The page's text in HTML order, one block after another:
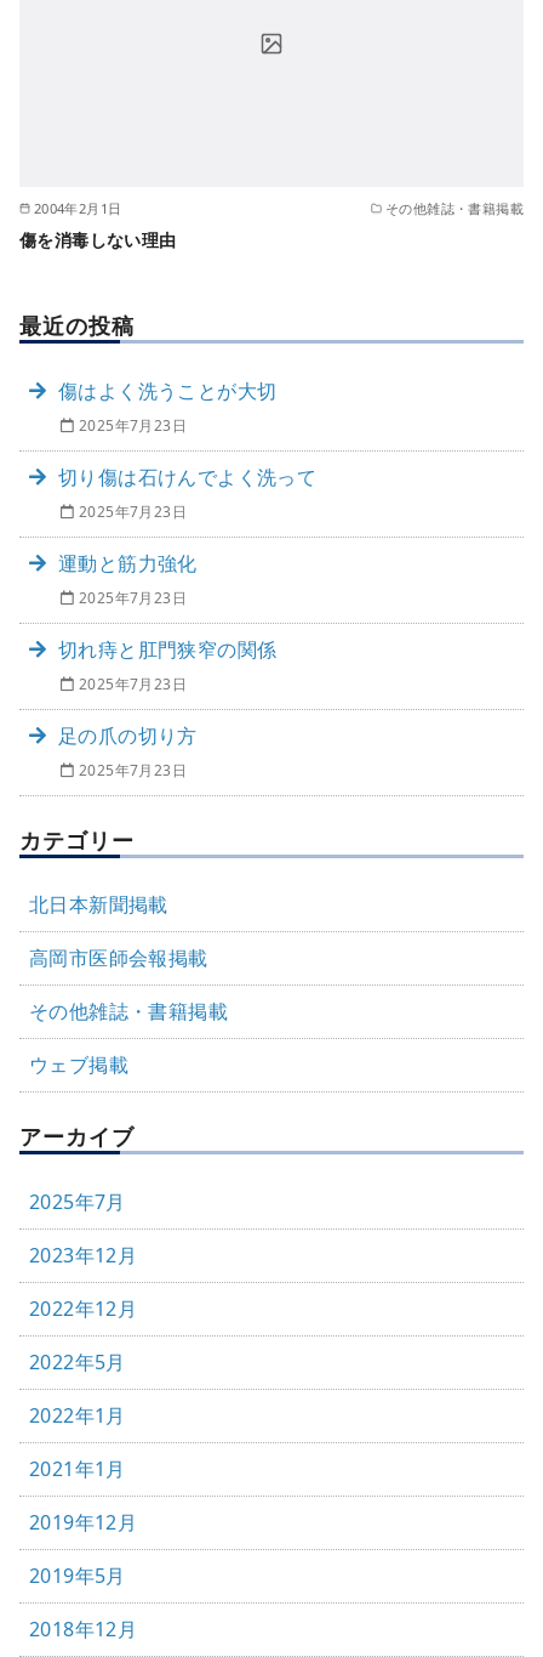
2004年2月1日 その他雑誌・書籍掲載
傷を消毒しない理由
最近の投稿
傷はよく洗うことが大切
2025年7月23日
切り傷は石けんでよく洗って
2025年7月23日
運動と筋力強化
2025年7月23日
切れ痔と肛門狭窄の関係
2025年7月23日
足の爪の切り方
2025年7月23日
カテゴリー
北日本新聞掲載
高岡市医師会報掲載
その他雑誌・書籍掲載
ウェブ掲載
アーカイブ
2025年7月
2023年12月
2022年12月
2022年5月
2022年1月
2021年1月
2019年12月
2019年5月
2018年12月